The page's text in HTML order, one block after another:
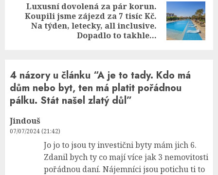
Next
post:
Luxusní dovolená za pár korun.
Koupili jsme zájezd za 7 tisíc Kč.
Na týden, letecky, all inclusive.
Dopadlo to takhle…
4 názory u článku “A je to tady. Kdo má
dům nebo byt, ten má platit pořádnou
pálku. Stát našel zlatý důl”
Jindouš
07/07/2024 (21:42)
Jo jo to jsou ty investični byty mám jich 6.
Zdanil bych ty co mají více jak 3 nemovitosti
pořádnou daní. Nájemníci jsou potichu ti to